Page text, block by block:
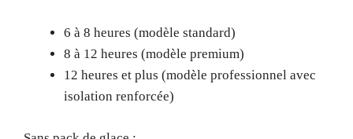
6 à 8 heures (modèle standard)
8 à 12 heures (modèle premium)
12 heures et plus (modèle professionnel avec
isolation renforcée)